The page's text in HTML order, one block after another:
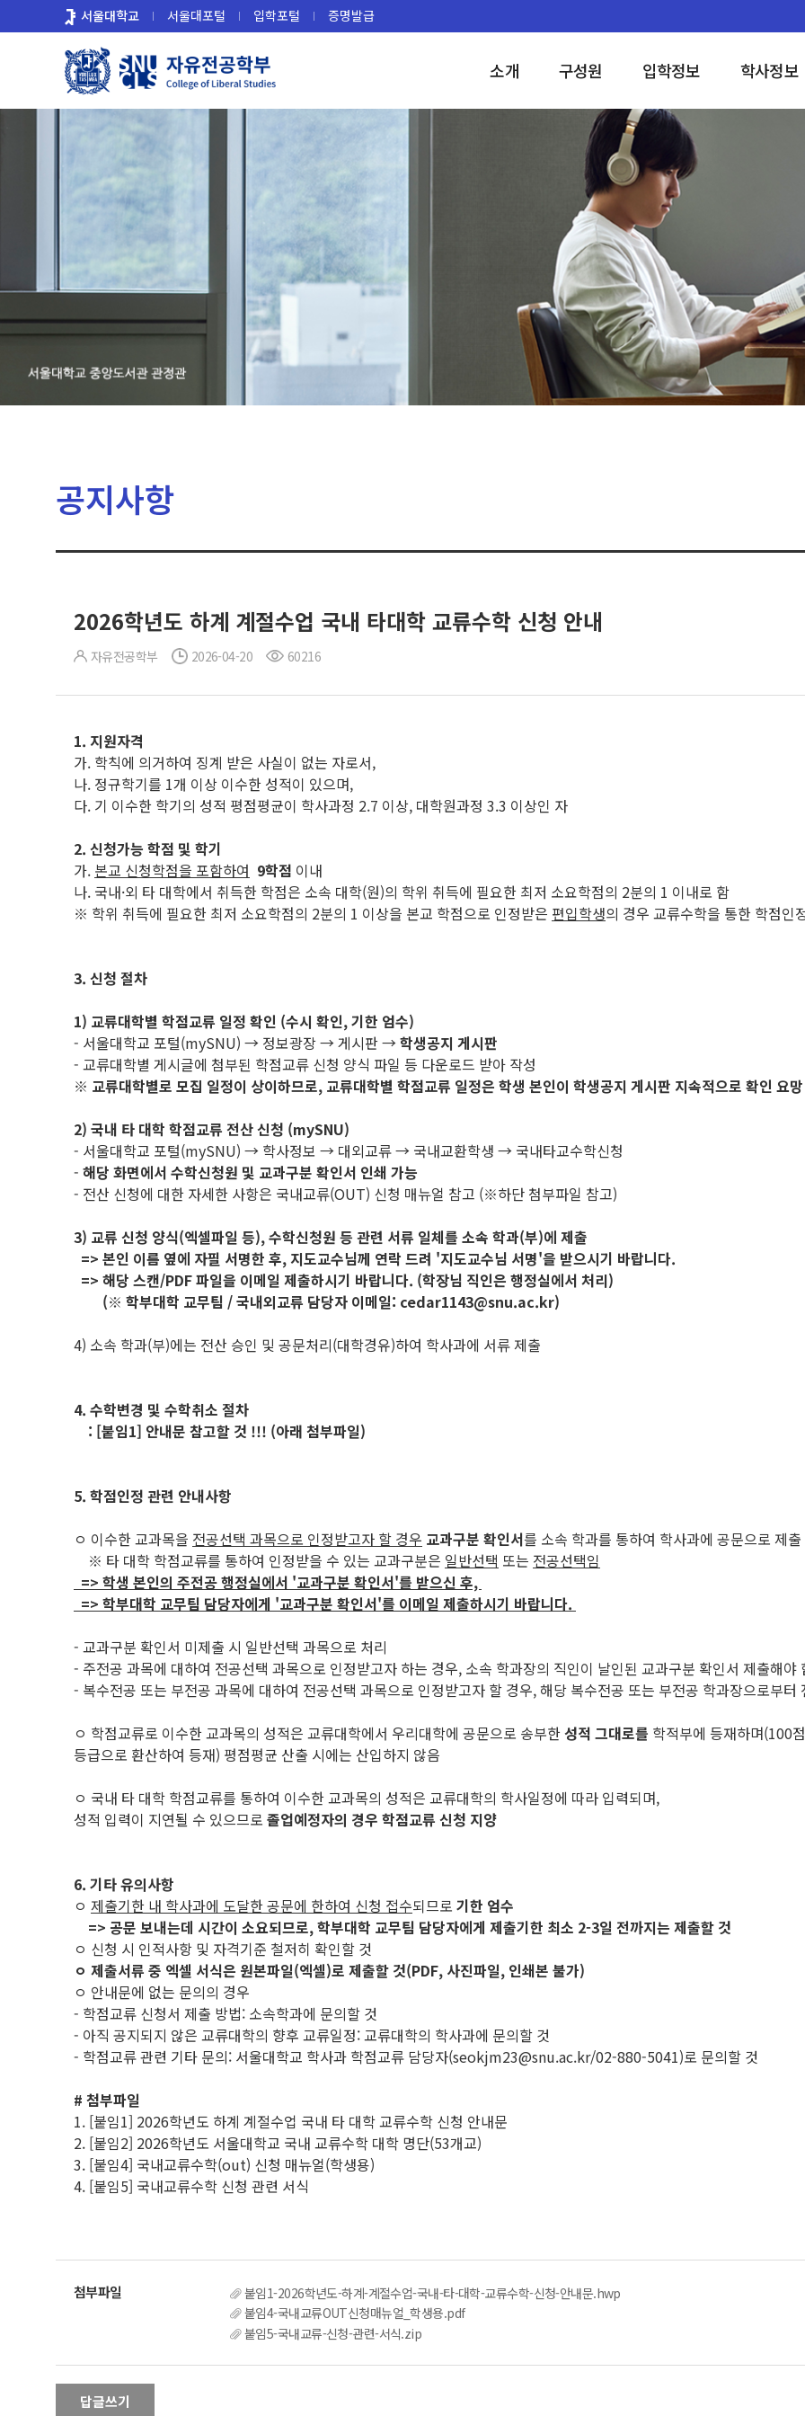
로
서울대학교 서울대포털 입학포털 증명발급
소개 구성원 입학정보 학사정보
공지사항
2026학년도 하계 계절수업 국내 타대학 교류수학 신청 안내
자유전공학부 2026-04-20 60216
1. 지원자격
가. 학칙에 의거하여 징계 받은 사실이 없는 자로서,
나. 정규학기를 1개 이상 이수한 성적이 있으며,
다. 기 이수한 학기의 성적 평점평균이 학사과정 2.7 이상, 대학원과정 3.3 이상인 자
2. 신청가능 학점 및 학기
가. 본교 신청학점을 포함하여 9학점 이내
나. 국내·외 타 대학에서 취득한 학점은 소속 대학(원)의 학위 취득에 필요한 최저 소요학점의 2분의 1 이내로 함
※ 학위 취득에 필요한 최저 소요학점의 2분의 1 이상을 본교 학점으로 인정받은 편입학생의 경우 교류수학을 통한 학점인
3. 신청 절차
1) 교류대학별 학점교류 일정 확인 (수시 확인, 기한 엄수)
- 서울대학교 포털(mySNU) → 정보광장 → 게시판 →학생공지 게시판
- 교류대학별 게시글에 첨부된 학점교류 신청 양식 파일 등 다운로드 받아 작성
※ 교류대학별로 모집 일정이 상이하므로, 교류대학별 학점교류 일정은 학생 본인이 학생공지 게시판 지속적으로 확인 요망
2) 국내 타 대학 학점교류 전산 신청 (mySNU)
- 서울대학교 포털(mySNU) → 학사정보 → 대외교류 → 국내교환학생 → 국내타교수학신청
- 해당 화면에서 수학신청원 및 교과구분 확인서 인쇄 가능
- 전산 신청에 대한 자세한 사항은 국내교류(OUT) 신청 매뉴얼 참고 (※하단 첨부파일 참고)
3) 교류 신청 양식(엑셀파일 등), 수학신청원 등 관련 서류 일체를 소속 학과(부)에 제출
=> 본인 이름 옆에 자필 서명한 후, 지도교수님께 연락 드려 '지도교수님 서명'을 받으시기 바랍니다.
=> 해당 스캔/PDF 파일을 이메일 제출하시기 바랍니다. (학장님 직인은 행정실에서 처리)
(※ 학부대학 교무팀 / 국내외교류 담당자 이메일: cedar1143@snu.ac.kr)
4) 소속 학과(부)에는 전산 승인 및 공문처리(대학경유)하여 학사과에 서류 제출
4. 수학변경 및 수학취소 절차
: [붙임1] 안내문 참고할 것 !!! (아래 첨부파일)
5. 학점인정 관련 안내사항
ㅇ 이수한 교과목을 전공선택 과목으로 인정받고자 할 경우 교과구분 확인서를 소속 학과를 통하여 학사과에 공문으로 제출
※ 타 대학 학점교류를 통하여 인정받을 수 있는 교과구분은 일반선택 또는 전공선택임
=> 학생 본인의 주전공 행정실에서 '교과구분 확인서'를 받으신 후,
=> 학부대학 교무팀 담당자에게 '교과구분 확인서'를 이메일 제출하시기 바랍니다.
- 교과구분 확인서 미제출 시 일반선택 과목으로 처리
- 주전공 과목에 대하여 전공선택 과목으로 인정받고자 하는 경우, 소속 학과장의 직인이 날인된 교과구분 확인서 제출해야
- 복수전공 또는 부전공 과목에 대하여 전공선택 과목으로 인정받고자 할 경우, 해당 복수전공 또는 부전공 학과장으로부
ㅇ 학점교류로 이수한 교과목의 성적은 교류대학에서 우리대학에 공문으로 송부한성적 그대로를 학적부에 등재하며(100
등급으로 환산하여 등재) 평점평균 산출 시에는 산입하지 않음
ㅇ 국내 타 대학 학점교류를 통하여 이수한 교과목의 성적은 교류대학의 학사일정에 따라 입력되며,
성적 입력이 지연될 수 있으므로 졸업예정자의 경우 학점교류 신청 지양
6. 기타 유의사항
ㅇ 제출기한 내 학사과에 도달한 공문에 한하여 신청 접수되므로 기한 엄수
=> 공문 보내는데 시간이 소요되므로, 학부대학 교무팀 담당자에게 제출기한 최소 2-3일 전까지는 제출할 것
ㅇ 신청 시 인적사항 및 자격기준 철저히 확인할 것
ㅇ 제출서류 중 엑셀 서식은 원본파일(엑셀)로 제출할 것(PDF, 사진파일, 인쇄본 불가)
ㅇ 안내문에 없는 문의의 경우
- 학점교류 신청서 제출 방법: 소속학과에 문의할 것
- 아직 공지되지 않은 교류대학의 향후 교류일정: 교류대학의 학사과에 문의할 것
- 학점교류 관련 기타 문의: 서울대학교 학사과 학점교류 담당자(seokjm23@snu.ac.kr/02-880-5041)로 문의할 것
# 첨부파일
1. [붙임1] 2026학년도 하계 계절수업 국내 타 대학 교류수학 신청 안내문
2. [붙임2] 2026학년도 서울대학교 국내 교류수학 대학 명단(53개교)
3. [붙임4] 국내교류수학(out) 신청 매뉴얼(학생용)
4. [붙임5] 국내교류수학 신청 관련 서식
붙임1-2026학년도-하계-계절수업-국내-타-대학-교류수학-신청-안내문.hwp
붙임4-국내교류OUT신청매뉴얼_학생용.pdf
붙임5-국내교류-신청-관련-서식.zip
답글쓰기